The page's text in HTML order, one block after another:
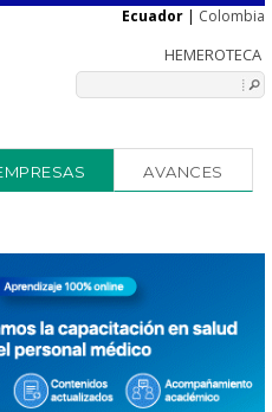
Ecuador | Colombia
AVANCES